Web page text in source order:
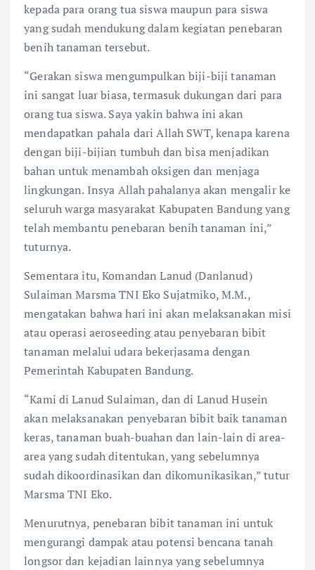
kepada para orang tua siswa maupun para siswa
yang sudah mendukung dalam kegiatan penebaran
benih tanaman tersebut.
“Gerakan siswa mengumpulkan biji-biji tanaman
ini sangat luar biasa, termasuk dukungan dari para
orang tua siswa. Saya yakin bahwa ini akan
mendapatkan pahala dari Allah SWT, kenapa karena
dengan biji-bijian tumbuh dan bisa menjadikan
bahan untuk menambah oksigen dan menjaga
lingkungan. Insya Allah pahalanya akan mengalir ke
seluruh warga masyarakat Kabupaten Bandung yang
telah membantu penebaran benih tanaman ini,”
tuturnya.
Sementara itu, Komandan Lanud (Danlanud)
Sulaiman Marsma TNI Eko Sujatmiko, M.M.,
mengatakan bahwa hari ini akan melaksanakan misi
atau operasi aeroseeding atau penyebaran bibit
tanaman melalui udara bekerjasama dengan
Pemerintah Kabupaten Bandung.
“Kami di Lanud Sulaiman, dan di Lanud Husein
akan melaksanakan penyebaran bibit baik tanaman
keras, tanaman buah-buahan dan lain-lain di area-
area yang sudah ditentukan, yang sebelumnya
sudah dikoordinasikan dan dikomunikasikan,” tutur
Marsma TNI Eko.
Menurutnya, penebaran bibit tanaman ini untuk
mengurangi dampak atau potensi bencana tanah
longsor dan kejadian lainnya yang sebelumnya